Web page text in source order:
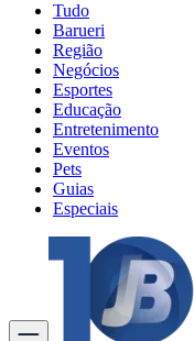
Tudo
Barueri
Região
Negócios
Esportes
Educação
Entretenimento
Eventos
Pets
Guias
Especiais
Explore Tudo
Últimas Notícias
Previsão do Tempo
Trânsito e Rotas